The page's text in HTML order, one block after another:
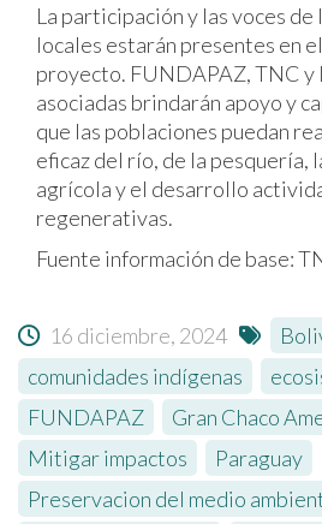
La participación y las voces de
locales estarán presentes en
proyecto. FUNDAPAZ, TNC y
asociadas brindarán apoyo y
que las poblaciones puedan
eficaz del río, de la pesquería,
agrícola y el desarrollo
regenerativas.
Fuente información de base:
16 diciembre, 2024
comunidades indígenas
FUNDAPAZ
Gran Chaco
Mitigar impactos
Paraguay
Preservacion del medio